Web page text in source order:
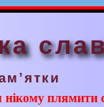
плямити